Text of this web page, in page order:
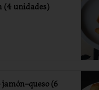
(4 unidades)
queso (6